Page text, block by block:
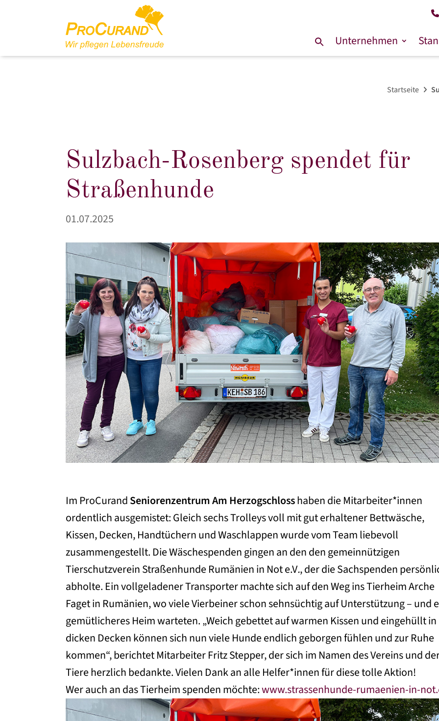
Suche
Unternehmen
Startseite
Sulzbach-Rosenberg spendet für
Straßenhunde
01.07.2025
Im ProCurandSeniorenzentrum Am Herzogschlosshaben die Mitarbeiter*innen
ordentlich ausgemistet: Gleich sechs Trolleys voll mit gut erhaltener Bettwäsche,
Kissen, Decken, Handtüchern und Waschlappen wurde vom Team liebevoll
zusammengestellt. Die Wäschespenden gingen an den den gemeinnützigen
Tierschutzverein Straßenhunde Rumänien in Not e.V., der die Sachspenden
abholte. Ein vollgeladener Transporter machte sich auf den Weg ins Tierheim Arche
Faget in Rumänien, wo viele Vierbeiner schon sehnsüchtig auf Unterstützung – und
gemütlicheres Heim warteten. „Weich gebettet auf warmen Kissen und eingehüllt in
dicken Decken können sich nun viele Hunde endlich geborgen fühlen und zur Ruhe
kommen“, berichtet Mitarbeiter Fritz Stepper, der sich im Namen des Vereins und
Tiere herzlich bedankte. Vielen Dank an alle Helfer*innen für diese tolle Aktion!
Wer auch an das Tierheim spenden möchte:www.strassenhunde-rumaenien-in-